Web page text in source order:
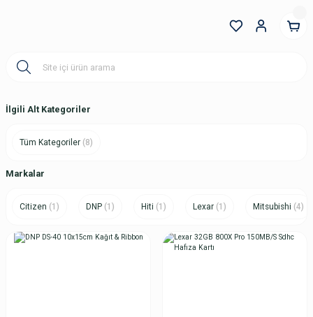
İlgili Alt Kategoriler
Tüm Kategoriler (8)
Markalar
Citizen (1) DNP (1) Hiti (1) Lexar (1) Mitsubishi (4)